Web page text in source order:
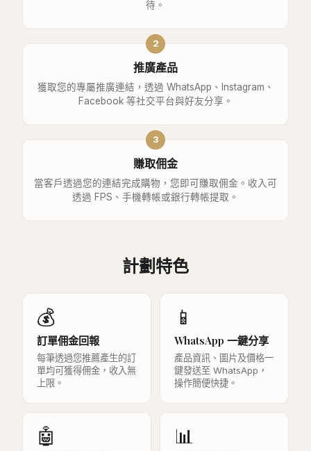
待。
2
推廣產品
獲取您的專屬推廣連結，透過 WhatsApp、Instagram、
Facebook 等社交平台與好友分享。
3
賺取佣金
當客戶透過您的連結完成購物，您即可賺取佣金。收入可
透過 FPS、手機轉帳或銀行轉帳提取。
計劃特色
💰
訂單佣金回報
每筆透過您推薦產生的訂
單均可獲得佣金，收入無
上限。
📱
WhatsApp 一鍵分享
產品資訊、圖片及價格一
鍵發送至 WhatsApp，
操作簡便快捷。
🤖 📊